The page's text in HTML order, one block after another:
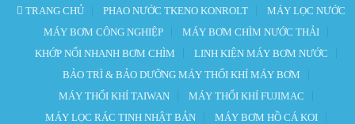
TRANG CHỦ PHAO NƯỚC TKENO KONROLT
MÁY LỌC NƯỚC
MÁY BƠM CÔNG NGHIỆP
MÁY BƠM CHÌM NƯỚC THẢI
KHỚP NỐI NHANH BƠM CHÌM
LINH KIỆN MÁY BƠM NƯỚC
BẢO TRÌ & BẢO DƯỠNG MÁY THỔI KHÍ MÁY BƠM
MÁY THỔI KHÍ TAIWAN
MÁY THỔI KHÍ FUJIMAC
MÁY LỌC RÁC TINH NHẬT BẢN
MÁY BƠM HỒ CÁ KOI